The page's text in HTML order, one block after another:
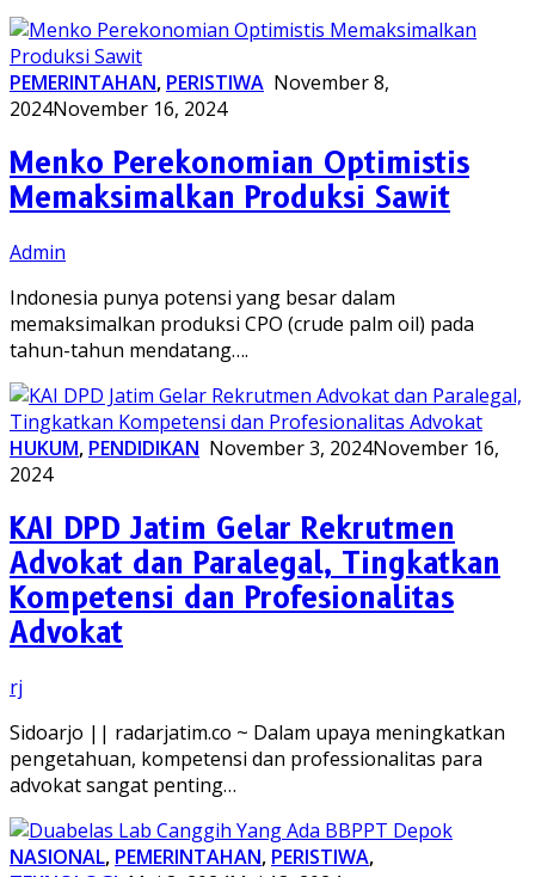
PEMERINTAHAN, PERISTIWA November 8,
2024November 16, 2024
Menko Perekonomian Optimistis
Memaksimalkan Produksi Sawit
Admin
Indonesia punya potensi yang besar dalam
memaksimalkan produksi CPO (crude palm oil) pada
tahun-tahun mendatang….
HUKUM, PENDIDIKAN November 3, 2024November 16,
2024
KAI DPD Jatim Gelar Rekrutmen
Advokat dan Paralegal, Tingkatkan
Kompetensi dan Profesionalitas
Advokat
rj
Sidoarjo || radarjatim.co ~ Dalam upaya meningkatkan
pengetahuan, kompetensi dan professionalitas para
advokat sangat penting…
NASIONAL, PEMERINTAHAN, PERISTIWA,